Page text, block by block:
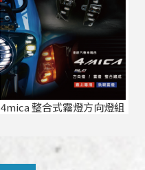
4mica 整合式霧燈方向燈組